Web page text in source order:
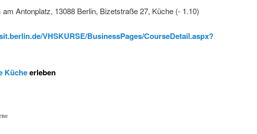
Antonplatz, 13088 Berlin, Bizetstraße 27, Küche (- 1.10)
VHSKURSE/BusinessPages/CourseDetail.aspx?
Kücheerleben